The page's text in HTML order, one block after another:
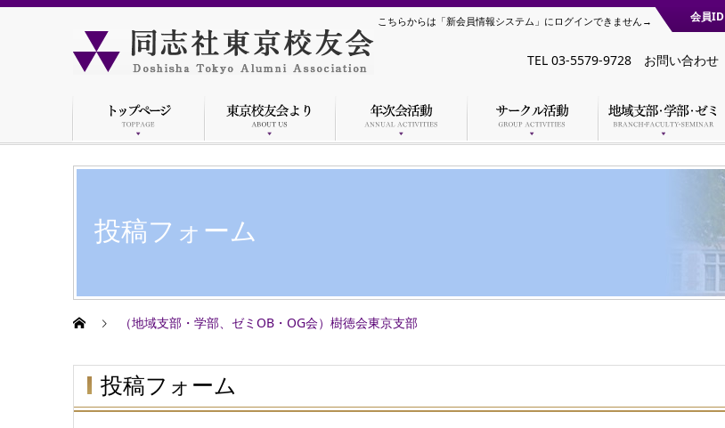
こちらからは「新会員情報システム」にログインできません→ 会員ID
TEL 03-5579-9728 お問い合わせ
投稿フォーム
（地域支部・学部、ゼミOB・OG会）樹徳会東京支部
投稿フォーム